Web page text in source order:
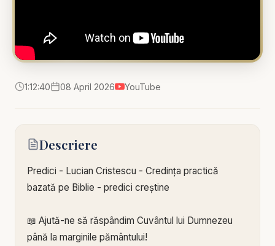
1:12:40 08 April 2026 YouTube
Descriere
Predici - Lucian Cristescu - Credința practică
bazată pe Biblie - predici creștine
📖 Ajută-ne să răspândim Cuvântul lui Dumnezeu
până la marginile pământului!